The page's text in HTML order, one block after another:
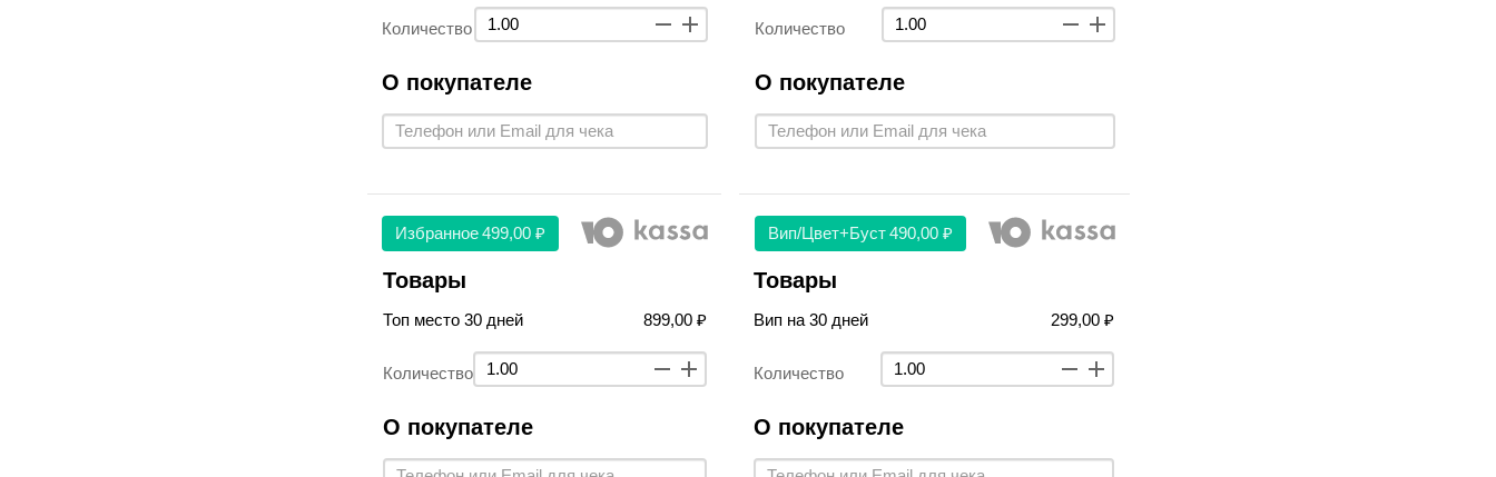
Количество
О покупателе
Избранное 499,00 ₽
Количество
О покупателе
Вип/цвет+буст 490,00 ₽
Товары
Топ место 30 дней 899,00 ₽
Количество
О покупателе
Товары
Вип на 30 дней 299,00 ₽
Количество
О покупателе